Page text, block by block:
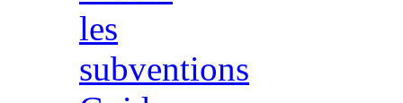
les
subventions